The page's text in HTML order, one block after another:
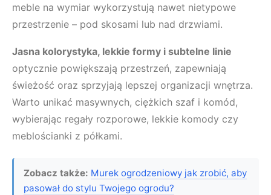
meble na wymiar wykorzystują nawet nietypowe
przestrzenie – pod skosami lub nad drzwiami.
Jasna kolorystyka, lekkie formy i subtelne linie
optycznie powiększają przestrzeń, zapewniają
świeżość oraz sprzyjają lepszej organizacji wnętrza.
Warto unikać masywnych, ciężkich szaf i komód,
wybierając regały rozporowe, lekkie komody czy
meblościanki z półkami.
Zobacz także: Murek ogrodzeniowy jak zrobić, aby
pasował do stylu Twojego ogrodu?